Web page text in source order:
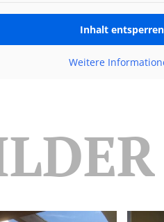
Inhalt entsperren
Weitere